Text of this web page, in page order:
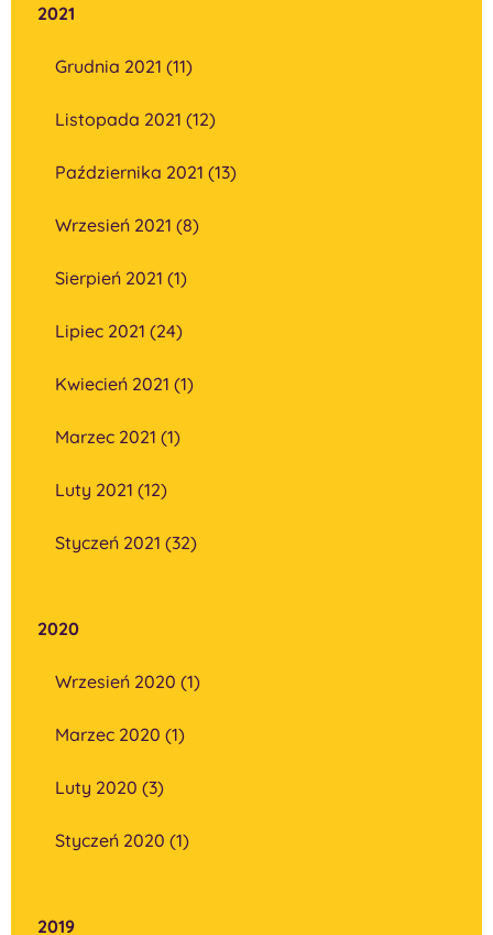
2021
Grudnia 2021 (11)
Listopada 2021 (12)
Października 2021 (13)
Wrzesień 2021 (8)
Sierpień 2021 (1)
Lipiec 2021 (24)
Kwiecień 2021 (1)
Marzec 2021 (1)
Luty 2021 (12)
Styczeń 2021 (32)
2020
Wrzesień 2020 (1)
Marzec 2020 (1)
Luty 2020 (3)
Styczeń 2020 (1)
2019